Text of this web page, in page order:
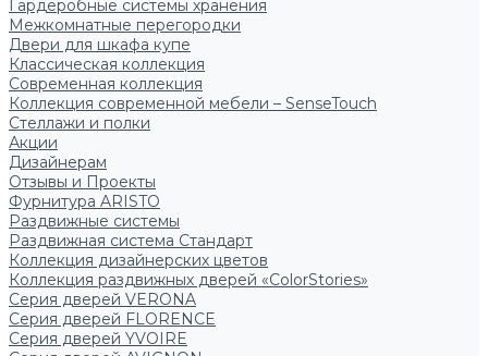
Гардеробные системы хранения
Межкомнатные перегородки
Двери для шкафа купе
Классическая коллекция
Современная коллекция
Коллекция современной мебели – SenseTouch
Стеллажи и полки
Акции
Дизайнерам
Отзывы и Проекты
Фурнитура ARISTO
Раздвижные системы
Раздвижная система Стандарт
Коллекция дизайнерских цветов
Коллекция раздвижных дверей «ColorStories»
Серия дверей VERONA
Серия дверей FLORENCE
Серия дверей YVOIRE